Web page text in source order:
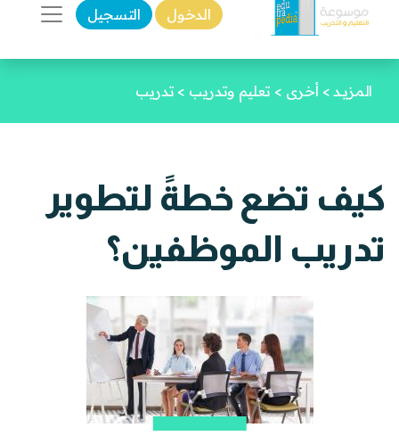
الدخول التسجيل
المزيـد > أخرى > تعليم وتدريب > تدريب
كيف تضع خطةً لتطوير
تدريب الموظفين؟